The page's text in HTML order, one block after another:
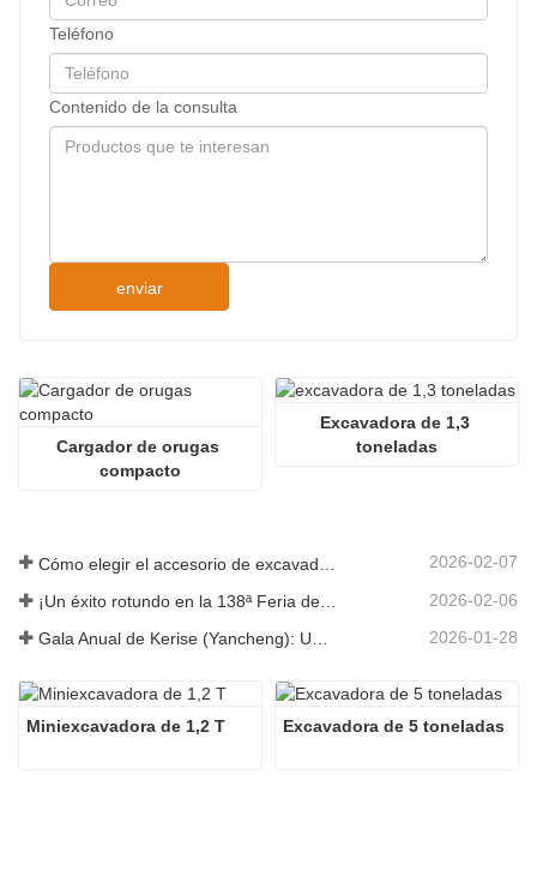
Teléfono
Contenido de la consulta
enviar
Cargador de orugas
compacto
Excavadora de 1,3
toneladas
2026-02-07
2026-02-06
Gala Anual de Kerise (Yancheng): Una celebración de unidad, reflexión y visión 2026-01-28
Miniexcavadora de 1,2 T Excavadora de 5 toneladas